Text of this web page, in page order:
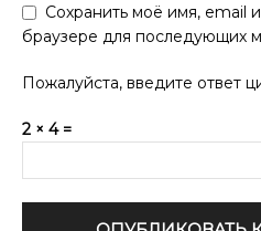
Сохранить моё имя, email
браузере для последующих
Пожалуйста, введите ответ
2 × 4 =